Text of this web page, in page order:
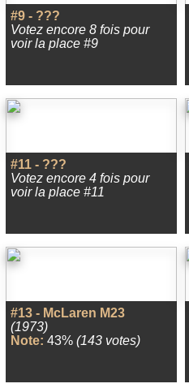
#9 - ???
Votez encore 8 fois pour
voir la place #9
#11 - ???
Votez encore 4 fois pour
voir la place #11
#13 - McLaren M23
(1973)
Note: 43% (143 votes)